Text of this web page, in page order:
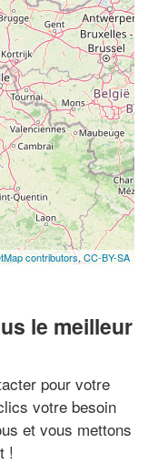
contributors, CC-BY-SA
le meilleur
pour votre
votre besoin
et vous mettons
!